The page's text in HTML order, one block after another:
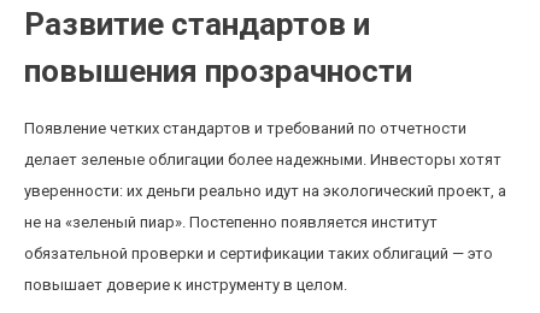
Развитие стандартов и
повышения прозрачности
Появление четких стандартов и требований по отчетности
делает зеленые облигации более надежными. Инвесторы хотят
уверенности: их деньги реально идут на экологический проект, а
не на «зеленый пиар». Постепенно появляется институт
обязательной проверки и сертификации таких облигаций — это
повышает доверие к инструменту в целом.